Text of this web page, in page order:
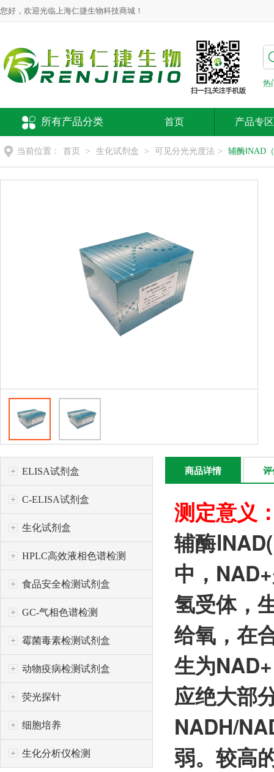
您好，欢迎光临上海仁捷生物科技商城！
热
所有产品分类 首页 产品专区
当前位置： 首页 > 生化试剂盒 > 可见分光光度法 > 辅酶ⅠNAD
ELISA试剂盒
C-ELISA试剂盒
生化试剂盒
HPLC高效液相色谱检测
食品安全检测试剂盒
GC-气相色谱检测
霉菌毒素检测试剂盒
动物疫病检测试剂盒
荧光探针
细胞培养
生化分析仪检测
商品详情 评
测定意义
辅酶
中，
氢受体，
给氧，在
生为
应绝大部
NADH/
弱。较高